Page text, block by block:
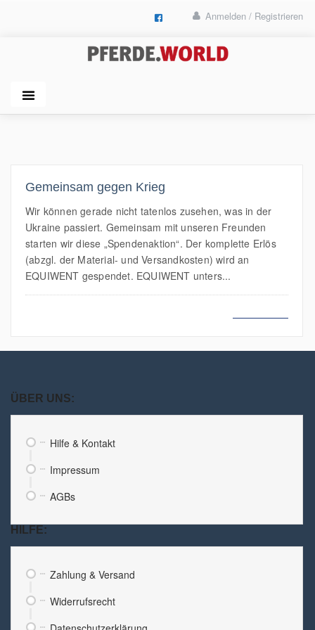
Anmelden / Registrieren
Gemeinsam gegen Krieg
Wir können gerade nicht tatenlos zusehen, was in der
Ukraine passiert. Gemeinsam mit unseren Freunden
starten wir diese „Spendenaktion“. Der komplette Erlös
(abzgl. der Material- und Versandkosten) wird an
EQUIWENT gespendet. EQUIWENT unters...
ÜBER UNS:
Hilfe & Kontakt
Impressum
AGBs
HILFE:
Zahlung & Versand
Widerrufsrecht